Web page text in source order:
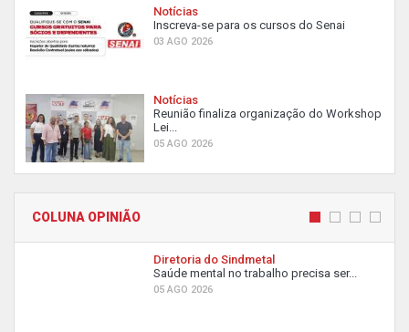
Notícias
Inscreva-se para os cursos do Senai
03 AGO 2026
Notícias
Reunião finaliza organização do Workshop
Lei...
05 AGO 2026
COLUNA OPINIÃO
Diretoria do Sindmetal
Saúde mental no trabalho precisa ser...
05 AGO 2026